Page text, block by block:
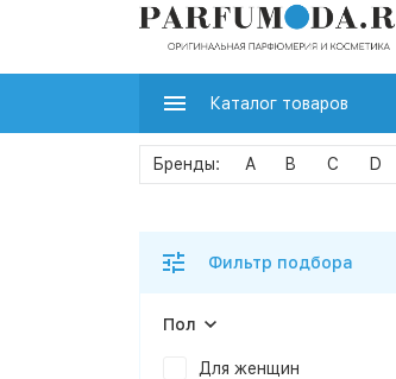
Каталог товаров
A B C D
Фильтр подбора
Пол
Для женщин